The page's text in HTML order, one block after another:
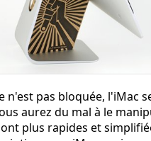
n'est pas bloquée, l'iMac
aurez du mal à le
plus rapides et